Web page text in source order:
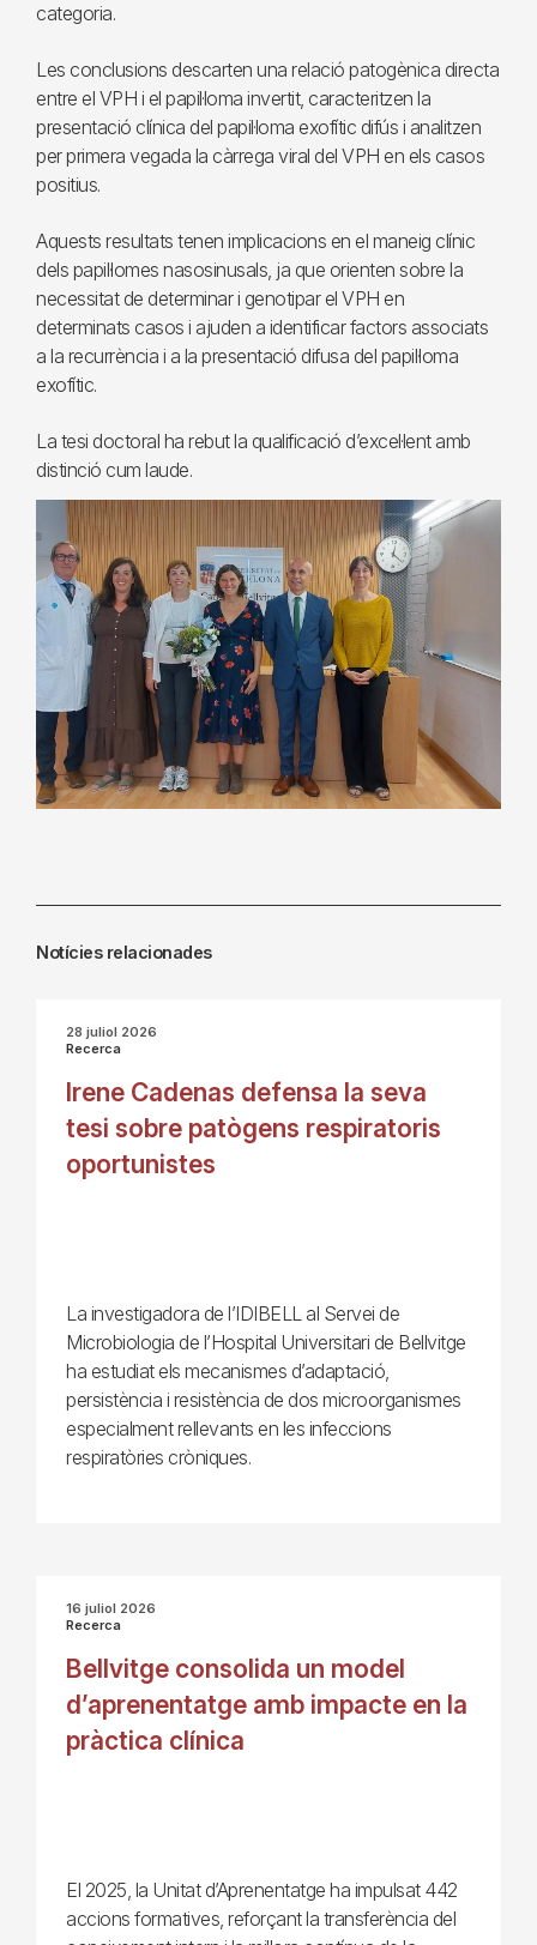
categoria.
Les conclusions descarten una relació patogènica directa
entre el VPH i el papil·loma invertit, caracteritzen la
presentació clínica del papil·loma exofític difús i analitzen
per primera vegada la càrrega viral del VPH en els casos
positius.
Aquests resultats tenen implicacions en el maneig clínic
dels papil·lomes nasosinusals, ja que orienten sobre la
necessitat de determinar i genotipar el VPH en
determinats casos i ajuden a identificar factors associats
a la recurrència i a la presentació difusa del papil·loma
exofític.
La tesi doctoral ha rebut la qualificació d’excel·lent amb
distinció cum laude.
Notícies relacionades
28 juliol 2026
Recerca
Irene Cadenas defensa la seva
tesi sobre patògens respiratoris
oportunistes
La investigadora de l’IDIBELL al Servei de
Microbiologia de l’Hospital Universitari de Bellvitge
ha estudiat els mecanismes d’adaptació,
persistència i resistència de dos microorganismes
especialment rellevants en les infeccions
respiratòries cròniques.
16 juliol 2026
Recerca
Bellvitge consolida un model
d’aprenentatge amb impacte en la
pràctica clínica
El 2025, la Unitat d’Aprenentatge ha impulsat 442
accions formatives, reforçant la transferència del